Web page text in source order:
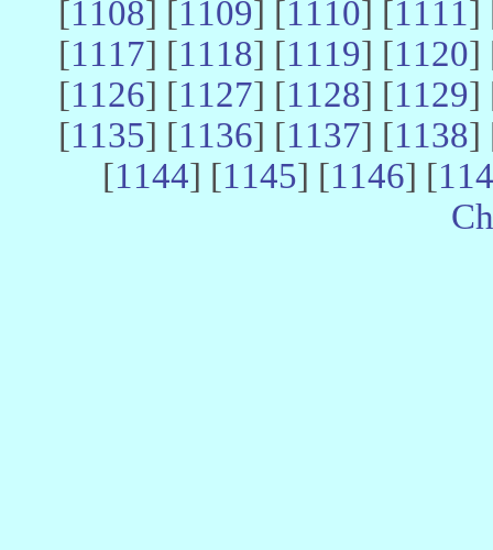
[1108] [1109] [1110] [1111]
[1117] [1118] [1119] [1120]
[1126] [1127] [1128] [1129]
[1135] [1136] [1137] [1138]
[1144] [1145] [1146] [